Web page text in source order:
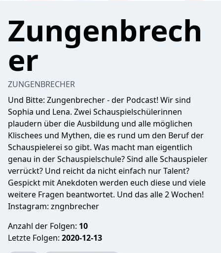
Zungenbrech
er
ZUNGENBRECHER
Und Bitte: Zungenbrecher - der Podcast! Wir sind
Sophia und Lena. Zwei Schauspielschülerinnen
plaudern über die Ausbildung und alle möglichen
Klischees und Mythen, die es rund um den Beruf der
Schauspielerei so gibt. Was macht man eigentlich
genau in der Schauspielschule? Sind alle Schauspieler
verrückt? Und reicht da nicht einfach nur Talent?
Gespickt mit Anekdoten werden euch diese und viele
weitere Fragen beantwortet. Und das alle 2 Wochen!
Instagram: zngnbrecher
Anzahl der Folgen: 10
Letzte Folgen: 2020-12-13